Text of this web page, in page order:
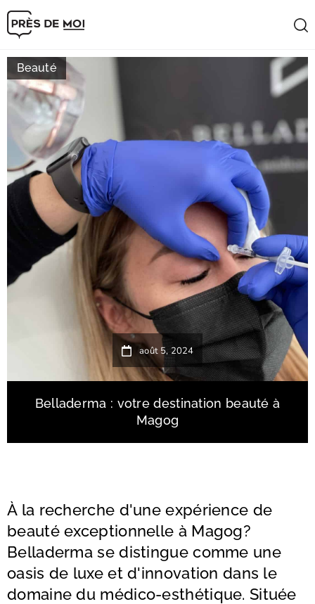
Beauté
août 5, 2024
Belladerma : votre destination beauté à
Magog
À la recherche d'une expérience de
beauté exceptionnelle à Magog?
Belladerma se distingue comme une
oasis de luxe et d'innovation dans le
domaine du médico-esthétique. Située